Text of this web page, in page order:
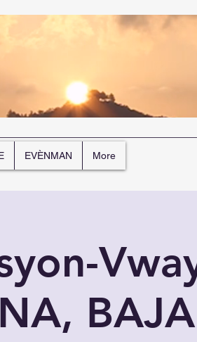
More
EVÈNMAN More
BAJA